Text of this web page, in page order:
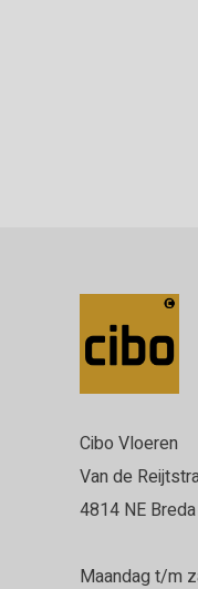
Cibo Vloeren
Van de
4814 NE Breda
Maandag t/m